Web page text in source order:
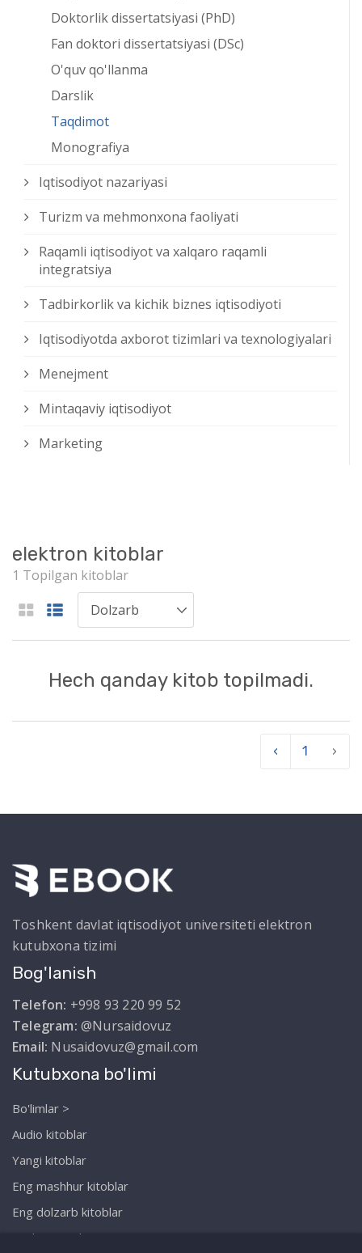
Doktorlik dissertatsiyasi (PhD)
Fan doktori dissertatsiyasi (DSc)
O'quv qo'llanma
Darslik
Taqdimot
Monografiya
Iqtisodiyot nazariyasi
Turizm va mehmonxona faoliyati
Raqamli iqtisodiyot va xalqaro raqamli
integratsiya
Tadbirkorlik va kichik biznes iqtisodiyoti
Iqtisodiyotda axborot tizimlari va texnologiyalari
Menejment
Mintaqaviy iqtisodiyot
Marketing
elektron kitoblar
1 Topilgan kitoblar
Hech qanday kitob topilmadi.
‹ 1 ›
Toshkent davlat iqtisodiyot universiteti elektron
kutubxona tizimi
Bog'lanish
Telefon: +998 93 220 99 52
Telegram: @Nursaidovuz
Email: Nusaidovuz@gmail.com
Kutubxona bo'limi
Bo'limlar >
Audio kitoblar
Yangi kitoblar
Eng mashhur kitoblar
Eng dolzarb kitoblar
Biz haqimizda